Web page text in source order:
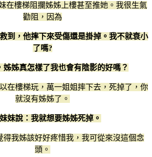
在樓梯阻攔姊姊上樓甚至推她。我很生氣
勸阻，因為
到，他摔下來受傷還是掛掉。我不就衰小
了嗎?
姊姊真怎樣了我也會有陰影的好嗎？
在樓梯玩，萬一姐姐摔下去，死掉了，你
就沒有姊姊了。
妹說：我就想要姊姊死掉。
得我姊該好好疼惜我，我可從來沒這個念
頭。